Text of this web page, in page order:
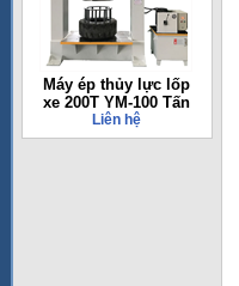
Máy ép thủy lực lốp
xe 200T YM-100 Tấn
Liên hệ